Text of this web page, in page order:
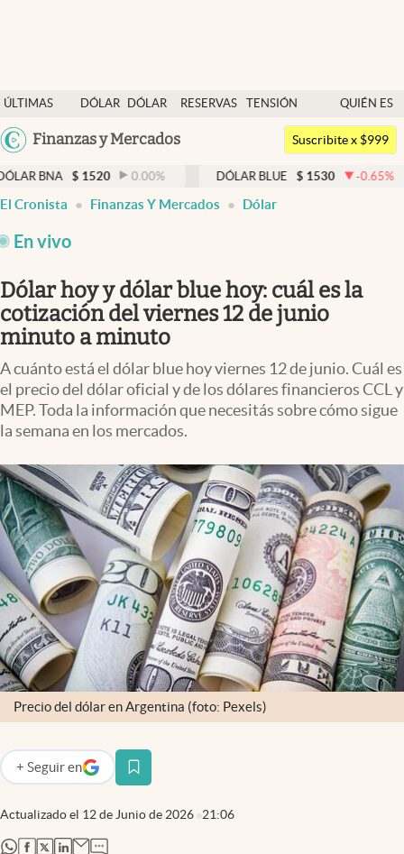
ÚLTIMAS
NOTICIAS
DÓLAR
DÓLAR
RESERVAS
TENSIÓN
GEOPOLÍTICA
QUIÉN ES
QUIÉN
Argentina
Finanzas y Mercados
Dólar
Members
Economía y Política
Finanzas y Mercados
Mercados Online
Negocios
Columnistas
Otras secciones
Infotechnology
Clima
Mundial 2026
Eventos Corporativos
El Cronista Studio
Mediakit
abre en nueva pestaña
Argentina
Suscribite x $999
$ 1520 0.00% DÓLAR BLUE $ 1530 -0.65% DÓLAR
El Cronista Finanzas Y Mercados Dólar
En vivo
Dólar hoy y dólar blue hoy: cuál es la
cotización del viernes 12 de junio
minuto a minuto
A cuánto está el dólar blue hoy viernes 12 de junio. Cuál es
el precio del dólar oficial y de los dólares financieros CCL y
MEP. Toda la información que necesitás sobre cómo sigue
la semana en los mercados.
Precio del dólar en Argentina (foto: Pexels)
Actualizado el 12 de Junio de 2026 21:06
+ Seguir en
abre en nueva pestaña
abre en nueva pestaña
abre en nueva pestaña
abre en nueva pestaña
abre en nueva pestaña